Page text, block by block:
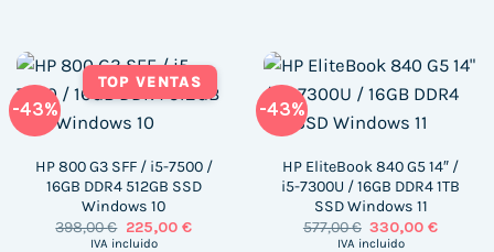
-43%
TOP VENTAS
HP 800 G3 SFF / i5-7500 /
16GB DDR4 512GB SSD
Windows 10
398,00€ El
precio
225,00 €El
IVA incluido
-43%
HP EliteBook 840 G5 14″ /
i5-7300U / 16GB DDR4 1TB
SSD Windows 11
577,00€ El
precio
330,00€El
IVA incluido